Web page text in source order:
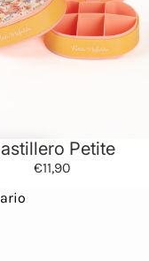
Petite
€11,90